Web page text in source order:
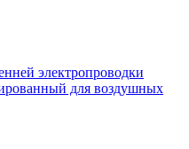
электропроводки
для воздушных